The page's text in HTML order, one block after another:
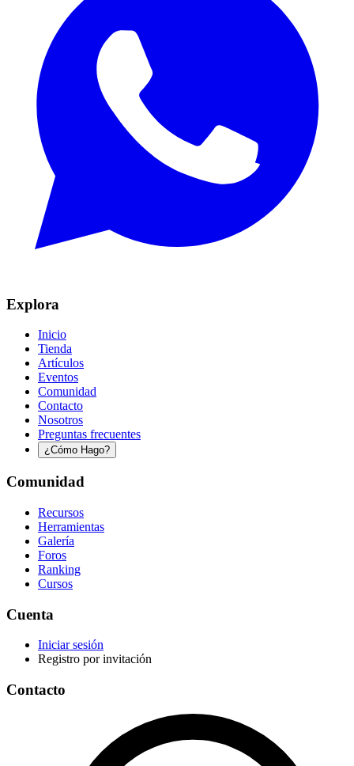
Explora
Inicio
Tienda
Artículos
Eventos
Comunidad
Contacto
Nosotros
Preguntas frecuentes
¿Cómo Hago?
Comunidad
Recursos
Herramientas
Galería
Foros
Ranking
Cursos
Cuenta
Iniciar sesión
Registro por invitación
Contacto